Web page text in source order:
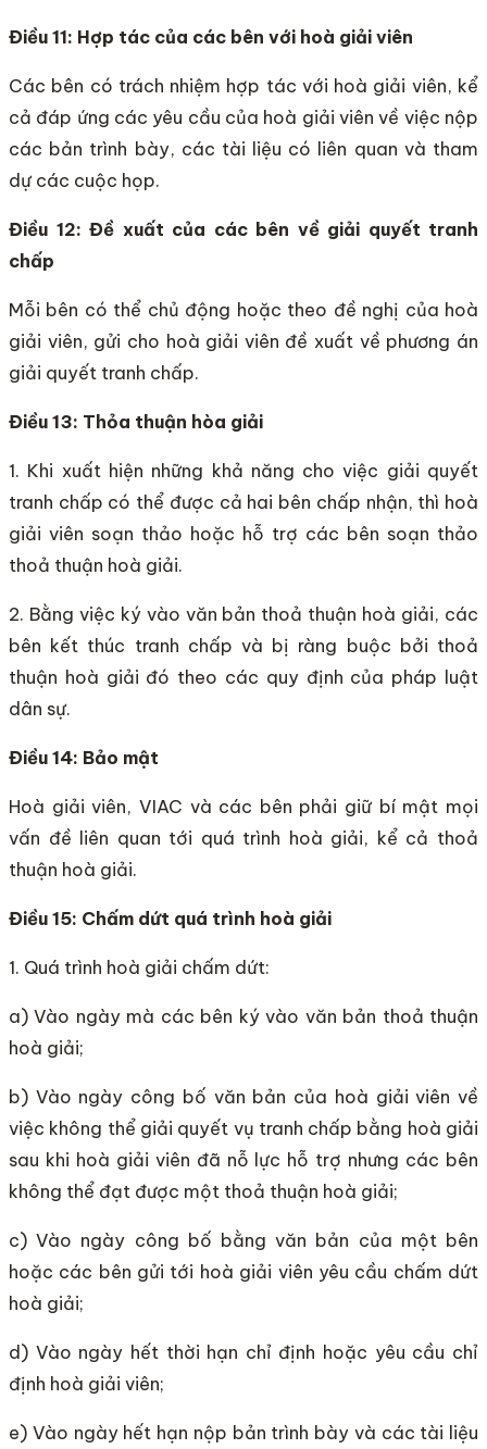
Điều 11: Hợp tác của các bên với hoà giải viên
Các bên có trách nhiệm hợp tác với hoà giải viên, kể
cả đáp ứng các yêu cầu của hoà giải viên về việc nộp
các bản trình bày, các tài liệu có liên quan và tham
dự các cuộc họp.
Điều 12: Đề xuất của các bên về giải quyết tranh
chấp
Mỗi bên có thể chủ động hoặc theo đề nghị của hoà
giải viên, gửi cho hoà giải viên đề xuất về phương án
giải quyết tranh chấp.
Điều 13: Thỏa thuận hòa giải
1. Khi xuất hiện những khả năng cho việc giải quyết
tranh chấp có thể được cả hai bên chấp nhận, thì hoà
giải viên soạn thảo hoặc hỗ trợ các bên soạn thảo
thoả thuận hoà giải.
2. Bằng việc ký vào văn bản thoả thuận hoà giải, các
bên kết thúc tranh chấp và bị ràng buộc bởi thoả
thuận hoà giải đó theo các quy định của pháp luật
dân sự.
Điều 14: Bảo mật
Hoà giải viên, VIAC và các bên phải giữ bí mật mọi
vấn đề liên quan tới quá trình hoà giải, kể cả thoả
thuận hoà giải.
Điều 15: Chấm dứt quá trình hoà giải
1. Quá trình hoà giải chấm dứt:
a) Vào ngày mà các bên ký vào văn bản thoả thuận
hoà giải;
b) Vào ngày công bố văn bản của hoà giải viên về
việc không thể giải quyết vụ tranh chấp bằng hoà giải
sau khi hoà giải viên đã nỗ lực hỗ trợ nhưng các bên
không thể đạt được một thoả thuận hoà giải;
c) Vào ngày công bố bằng văn bản của một bên
hoặc các bên gửi tới hoà giải viên yêu cầu chấm dứt
hoà giải;
d) Vào ngày hết thời hạn chỉ định hoặc yêu cầu chỉ
định hoà giải viên;
e) Vào ngày hết hạn nộp bản trình bày và các tài liệu